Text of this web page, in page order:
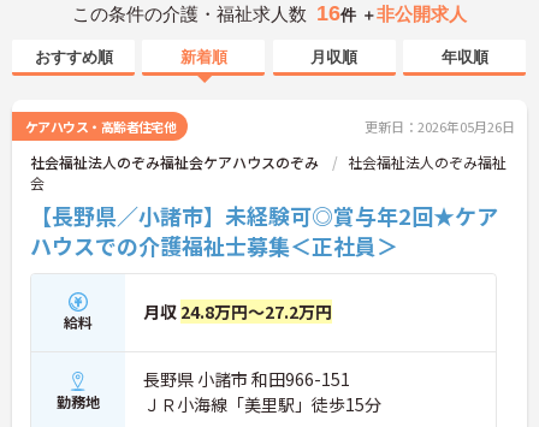
この条件の介護・福祉求人数 16件 ＋非公開求人
おすすめ順 新着順 月収順 年収順
ケアハウス・高齢者住宅他 更新日：2026年05月26日
社会福祉法人のぞみ福祉会ケアハウスのぞみ
社会福祉法人のぞみ福祉
会
【長野県／小諸市】未経験可◎賞与年2回★ケア
ハウスでの介護福祉士募集＜正社員＞
給料 月収 24.8万円～27.2万円
勤務地
長野県 小諸市 和田966-151
ＪＲ小海線「美里駅」徒歩15分